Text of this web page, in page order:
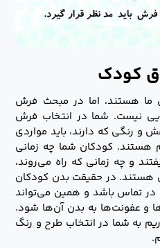
کودک
ما هستند، اما در مبحث فرش
نیست. شما در انتخاب فرش
و رنگی که دارند، باید مواردی
هستند. کودکان شما چه زمانی
و چه زمانی که راه می‌روند،
هستند. در حقیقت بدن کودکان
در تماس باشد و همین می‌تواند
و عفونت‌ها به بدن آن‌ها شود.
به شما در انتخاب طرح و رنگ